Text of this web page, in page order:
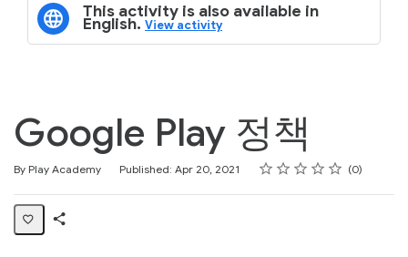
This activity is also available in
English. View activity
Google Play 정책
By Play Academy Published: Apr 20, 2021 Rating
1 star
2 stars
3 stars
4 stars
5 stars
Average rating: 0 0
No reviews